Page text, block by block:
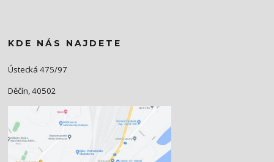
KDE NÁS NAJDETE
Ústecká 475/97
Děčín, 40502